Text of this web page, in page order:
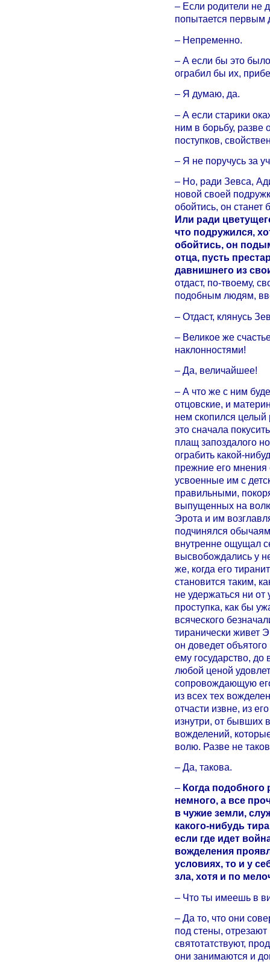
– Если родители не
попытается первым
– Непременно.
– А если бы это
ограбил бы их,
– Я думаю, да.
– А если старики
ним в борьбу, разве
поступков,
– Я не поручусь за
– Но, ради Зевса,
новой своей
обойтись, он станет
Или ради
что подружился,
обойтись, он
отца, пусть
давнишнего из
отдаст, по-твоему,
подобным людям,
– Отдаст, клянусь
– Великое же
наклонностями!
– Да, величайшее!
– А что же с ним
отцовские, и
нем скопился целый
это сначала
плащ запоздалого
ограбить какой-
прежние его мнения
усвоенные им с
правильными,
выпущенных на
Эрота и им
подчинялся
внутренне ощущал
высвобождались у
же, когда его
становится таким,
не удержаться ни от
проступка, как бы
всяческого
тиранически живет
он доведет
ему государство, до
любой ценой
сопровождающую
из всех тех
отчасти извне, из
изнутри, от бывших
вожделений,
волю. Разве не
– Да, такова.
– Когда подобного
немного, а все
в чужие земли,
какого-нибудь
если где идет
вожделения
условиях, то и у
зла, хотя и по
– Что ты имеешь в
– Да то, что они
под стены,
святотатствуют,
они занимаются и